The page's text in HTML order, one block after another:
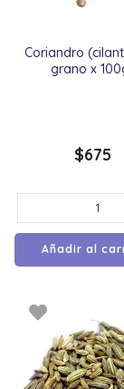
Coriandro
grano x
$675
Añadir al